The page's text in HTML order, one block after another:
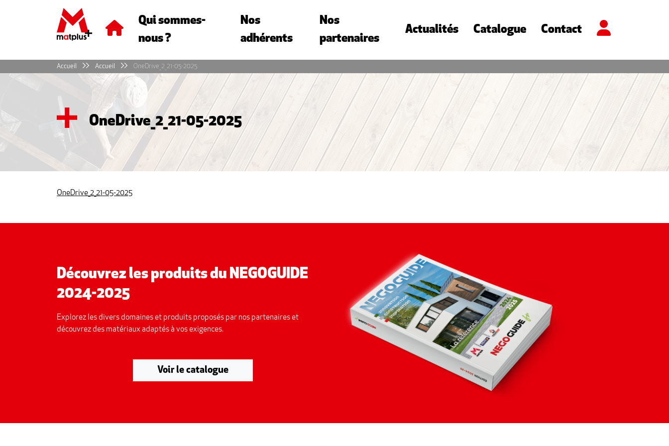
Qui sommes-
nous ?
Nos
adhérents
Nos
partenaires
Actualités Catalogue Contact
Accueil Accueil OneDrive_2_21-05-2025
OneDrive_2_21-05-2025
OneDrive_2_21-05-2025
Découvrez les produits du NEGOGUIDE
2024-2025
Explorez les divers domaines et produits proposés par nos partenaires et
découvrez des matériaux adaptés à vos exigences.
Voir le catalogue